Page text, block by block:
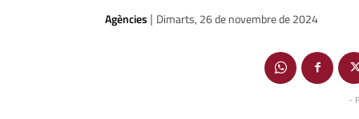
Agències | Dimarts, 26 de novembre de 2024
-